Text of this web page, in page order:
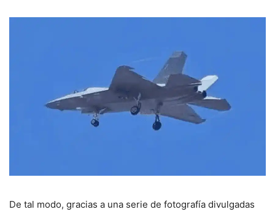
De tal modo, gracias a una serie de fotografía divulgadas